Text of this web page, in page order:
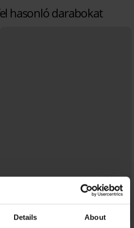
Details About
hasonló darabokat
3+1 INGYEN